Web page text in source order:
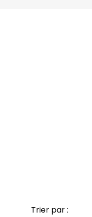
Trier par :